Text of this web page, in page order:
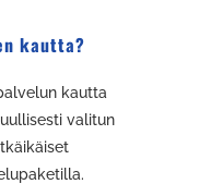
kautta?
kautta
valitun